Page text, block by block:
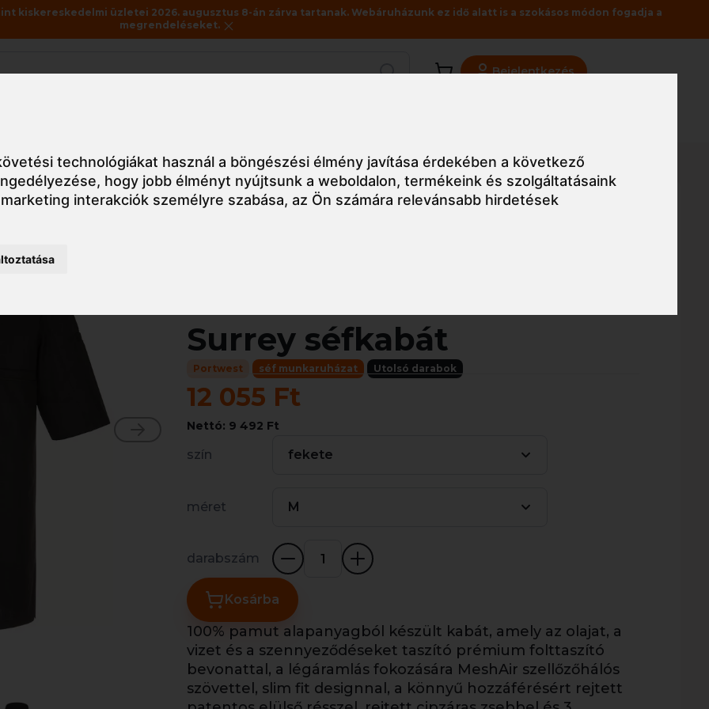
technológiákat használ a böngészési élmény javítása érdekében a következő
, hogy jobb élményt nyújtsunk a weboldalon,termékeink és szolgáltatásaink
interakciók személyre szabása,az Ön számára relevánsabb hirdetések
kiskereskedelmi üzletei 2026. augusztus 8-án zárva tartanak. Webáruházunk ez idő alatt is a szokásos módon fogadja a
megrendeléseket.
Bejelentkezés
C735 Portwest MeshAir Pro Surrey séfkabát
Surrey séfkabát
Portwest séf munkaruházat Utolsó darabok
12 055 Ft
Nettó: 9 492 Ft
szín fekete
méret M
darabszám
Kosárba
100% pamut alapanyagból készült kabát, amely az olajat, a
vizet és a szennyeződéseket taszító prémium folttaszító
bevonattal, a légáramlás fokozására MeshAir szellőzőhálós
szövettel, slim fit designnal, a könnyű hozzáférésért rejtett